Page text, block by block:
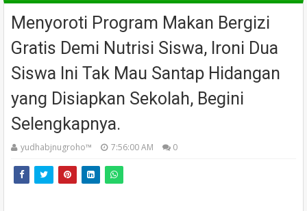
Menyoroti Program Makan Bergizi
Gratis Demi Nutrisi Siswa, Ironi Dua
Siswa Ini Tak Mau Santap Hidangan
yang Disiapkan Sekolah, Begini
Selengkapnya.
yudhabjnugroho™️ 7:56:00 AM 0